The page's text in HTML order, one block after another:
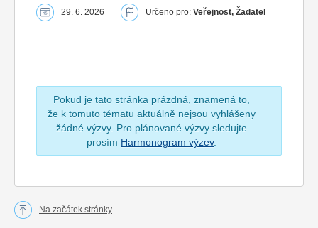
29. 6. 2026 Určeno pro: Veřejnost, Žadatel
Pokud je tato stránka prázdná, znamená to,
že k tomuto tématu aktuálně nejsou vyhlášeny
žádné výzvy. Pro plánované výzvy sledujte
prosím Harmonogram výzev.
Na začátek stránky